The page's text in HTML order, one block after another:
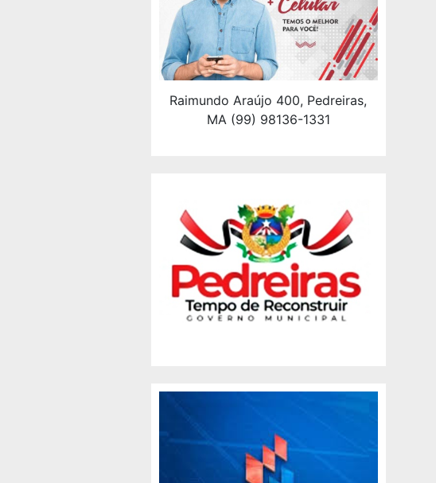
Raimundo Araújo 400, Pedreiras,
MA (99) 98136-1331